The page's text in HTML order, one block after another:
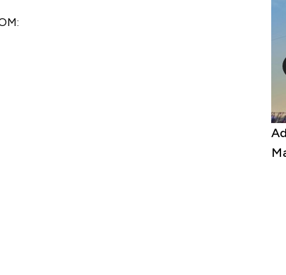
Adu Panas Kinerja Emiten Minyak RI,
Mana yang Cuannya Paling Menyala?